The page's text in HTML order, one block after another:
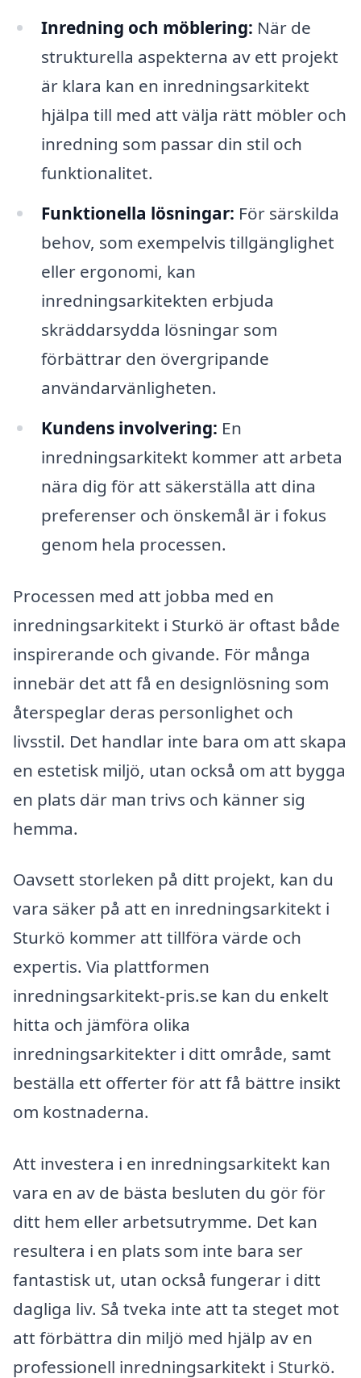
Inredning och möblering: När de
strukturella aspekterna av ett projekt
är klara kan en inredningsarkitekt
hjälpa till med att välja rätt möbler och
inredning som passar din stil och
funktionalitet.
Funktionella lösningar: För särskilda
behov, som exempelvis tillgänglighet
eller ergonomi, kan
inredningsarkitekten erbjuda
skräddarsydda lösningar som
förbättrar den övergripande
användarvänligheten.
Kundens involvering: En
inredningsarkitekt kommer att arbeta
nära dig för att säkerställa att dina
preferenser och önskemål är i fokus
genom hela processen.
Processen med att jobba med en
inredningsarkitekt i Sturkö är oftast både
inspirerande och givande. För många
innebär det att få en designlösning som
återspeglar deras personlighet och
livsstil. Det handlar inte bara om att skapa
en estetisk miljö, utan också om att bygga
en plats där man trivs och känner sig
hemma.
Oavsett storleken på ditt projekt, kan du
vara säker på att en inredningsarkitekt i
Sturkö kommer att tillföra värde och
expertis. Via plattformen
inredningsarkitekt-pris.se kan du enkelt
hitta och jämföra olika
inredningsarkitekter i ditt område, samt
beställa ett offerter för att få bättre insikt
om kostnaderna.
Att investera i en inredningsarkitekt kan
vara en av de bästa besluten du gör för
ditt hem eller arbetsutrymme. Det kan
resultera i en plats som inte bara ser
fantastisk ut, utan också fungerar i ditt
dagliga liv. Så tveka inte att ta steget mot
att förbättra din miljö med hjälp av en
professionell inredningsarkitekt i Sturkö.